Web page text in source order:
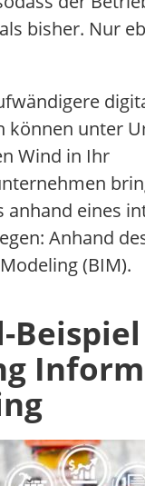
bisher. Nur
können unter
Wind in Ihr
anhand eines
Anhand
(BIM).
Beispiel